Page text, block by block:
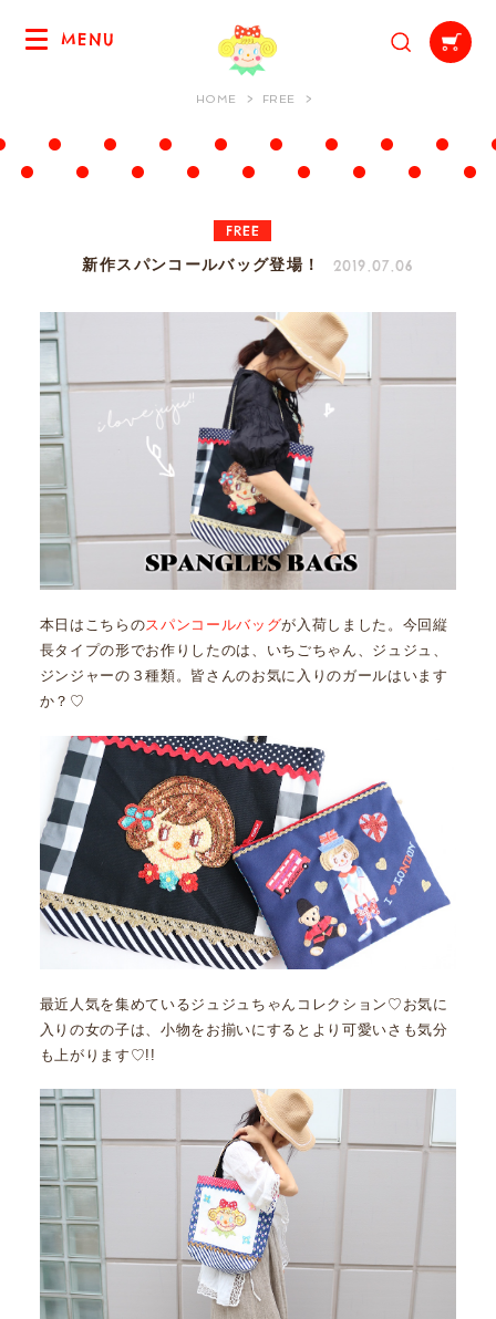
MENU
HOME FREE
FREE
新作スパンコールバッグ登場！ 2019.07.06
本日はこちらのスパンコールバッグが入荷しました。今回縦
長タイプの形でお作りしたのは、いちごちゃん、ジュジュ、
ジンジャーの３種類。皆さんのお気に入りのガールはいます
か？♡
最近人気を集めているジュジュちゃんコレクション♡お気に
入りの女の子は、小物をお揃いにするとより可愛いさも気分
も上がります♡!!